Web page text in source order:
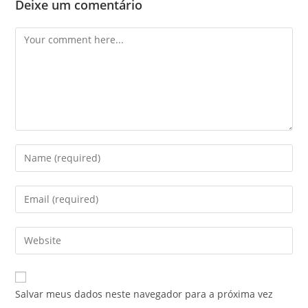
Deixe um comentário
Comment
Enter
your
name
comment
Enter
your
email
address
comment
Enter
your
website
URL
Salvar meus dados neste navegador para a próxima vez